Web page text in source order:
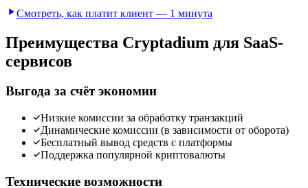
Смотреть, как платит клиент — 1 минута
Преимущества Cryptadium для SaaS-
сервисов
Выгода за счёт экономии
Низкие комиссии за обработку транзакций
Динамические комиссии (в зависимости от оборота)
Бесплатный вывод средств с платформы
Поддержка популярной криптовалюты
Технические возможности